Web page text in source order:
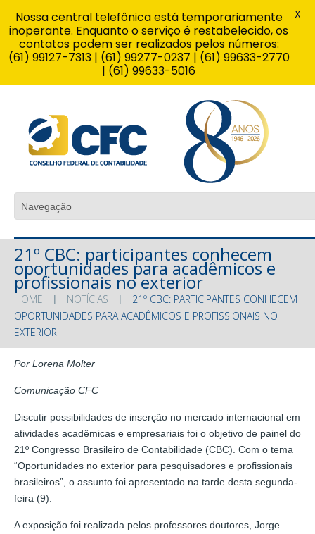
21º CBC: participantes conhecem
oportunidades para acadêmicos e
profissionais no exterior
HOME NOTÍCIAS
21º CBC: PARTICIPANTES CONHECEM
OPORTUNIDADES PARA ACADÊMICOS E PROFISSIONAIS NO
EXTERIOR
Por Lorena Molter
Comunicação CFC
Discutir possibilidades de inserção no mercado internacional em
atividades acadêmicas e empresariais foi o objetivo de painel do
21º Congresso Brasileiro de Contabilidade (CBC). Com o tema
“Oportunidades no exterior para pesquisadores e profissionais
brasileiros”, o assunto foi apresentado na tarde desta segunda-
feira (9).
A exposição foi realizada pelos professores doutores, Jorge
Nossa central telefônica está temporariamente
inoperante. Enquanto o serviço é restabelecido, os
contatos podem ser realizados pelos números:
(61) 99127-7313 | (61) 99277-0237 | (61) 99633-2770
| (61) 99633-5016
X